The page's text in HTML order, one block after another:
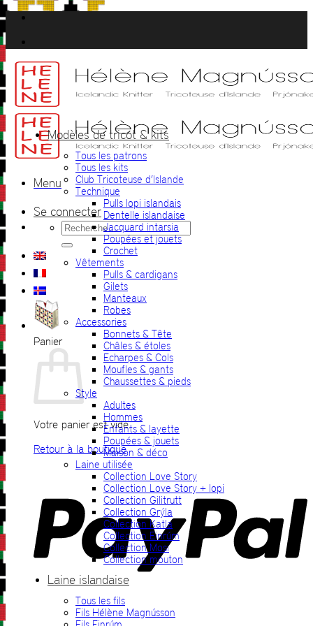
Passer
au
contenu
Menu
Se connecter
Recherche
pour :
Panier
Votre panier est vide.
Retour à la boutique
Modèles de tricot & kits
Tous les patrons
Tous les kits
Club Tricoteuse d’Islande
Technique
Pulls lopi islandais
Dentelle islandaise
Jacquard intarsia
Poupées et jouets
Crochet
Vêtements
Pulls & cardigans
Gilets
Manteaux
Robes
Accessories
Bonnets & Tête
Châles & étoles
Echarpes & Cols
Moufles & gants
Chaussettes & pieds
Style
Adultes
Hommes
Enfants & layette
Poupées & jouets
Maison & déco
Laine utilisée
Collection Love Story
Collection Love Story + lopi
Collection Gilitrutt
Collection Grýla
Collection Katla
Collection Einrúm
Collection Mosi
Collection mouton
Laine islandaise
Tous les fils
Fils Hélène Magnússon